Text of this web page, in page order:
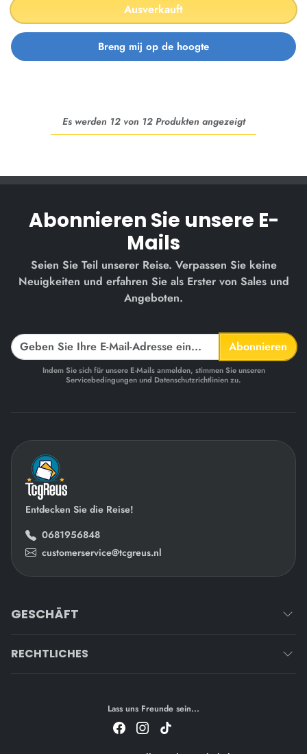
Ausverkauft
Es werden 12 von 12 Produkten angezeigt
Abonnieren Sie unsere E-
Mails
Seien Sie Teil unserer Reise. Verpassen Sie keine
Neuigkeiten und erfahren Sie als Erster von Sales und
Angeboten.
Abonnieren
Indem Sie sich für unsere E-Mails anmelden, stimmen Sie unseren
Servicebedingungen und Datenschutzrichtlinien zu.
Entdecken Sie die Reise!
0681956848
customerservice@tcgreus.nl
GESCHÄFT
RECHTLICHES
Lass uns Freunde sein...